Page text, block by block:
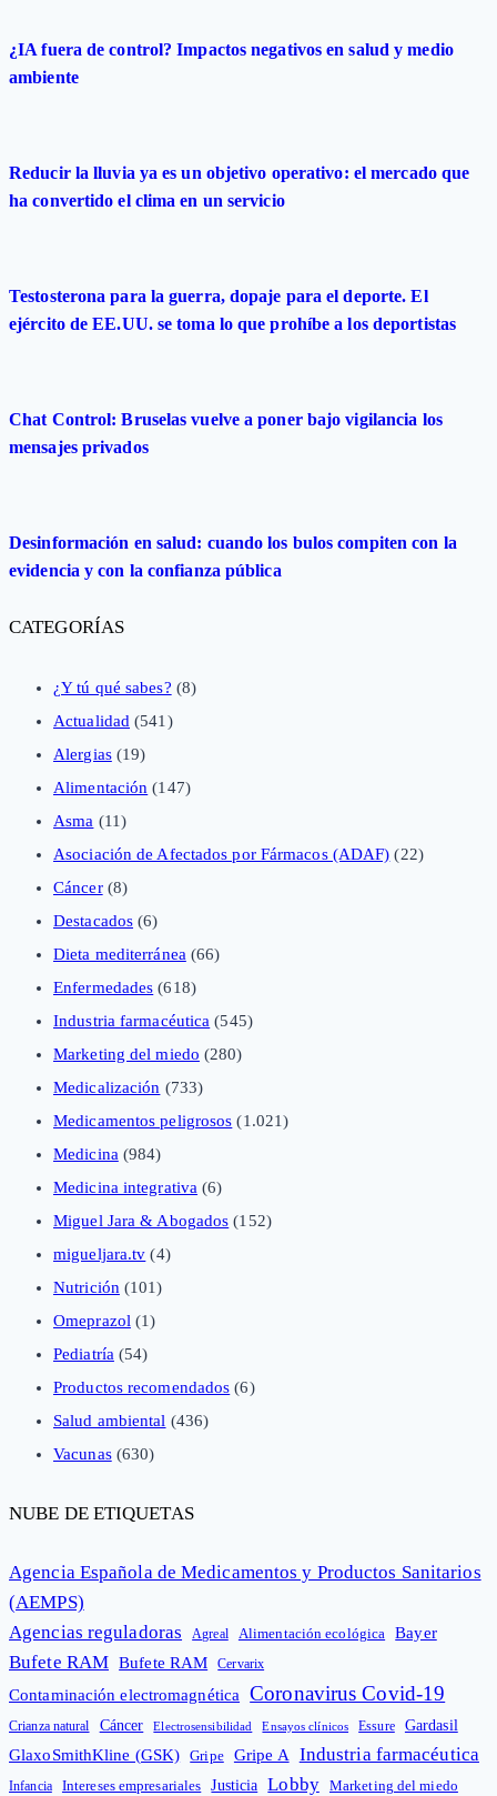
¿IA fuera de control? Impactos negativos en salud y medio
ambiente
Reducir la lluvia ya es un objetivo operativo: el mercado que
ha convertido el clima en un servicio
Testosterona para la guerra, dopaje para el deporte. El
ejército de EE.UU. se toma lo que prohíbe a los deportistas
Chat Control: Bruselas vuelve a poner bajo vigilancia los
mensajes privados
Desinformación en salud: cuando los bulos compiten con la
evidencia y con la confianza pública
CATEGORÍAS
¿Y tú qué sabes? (8)
Actualidad (541)
Alergias(19)
Alimentación (147)
Asma (11)
Asociación de Afectados por Fármacos (ADAF) (22)
Cáncer(8)
Destacados (6)
Dieta mediterránea (66)
Enfermedades (618)
Industria farmacéutica (545)
Marketing del miedo (280)
Medicalización (733)
Medicamentos peligrosos (1.021)
Medicina (984)
Medicina integrativa (6)
Miguel Jara & Abogados (152)
migueljara.tv (4)
Nutrición (101)
Omeprazol (1)
Pediatría (54)
Productos recomendados (6)
Salud ambiental (436)
Vacunas(630)
NUBE DE ETIQUETAS
Agencia Española de Medicamentos y Productos Sanitarios
(AEMPS)
Agencias reguladoras
Agreal Alimentación ecológica Bayer
Bufete RAM Bufete RAM Cervarix
Contaminación electromagnética Coronavirus Covid-19
Crianza natural Cáncer Electrosensibilidad Ensayos clínicos Essure Gardasil
GlaxoSmithKline (GSK) Gripe Gripe A Industria farmacéutica
Infancia Intereses empresariales Justicia Lobby Marketing del miedo